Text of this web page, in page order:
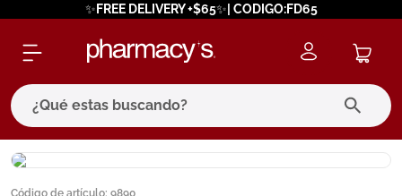
✨FREE DELIVERY +$65✨| CODIGO:FD65
¿Qué estas buscando?
Código de artículo: 9890
términos más buscados